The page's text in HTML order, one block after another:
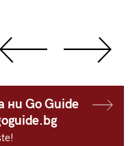
ни Go Guide